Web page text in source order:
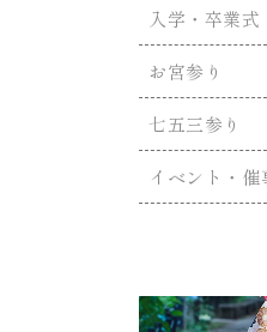
入学・卒業式
お宮参り
七五三参り
イベント・催